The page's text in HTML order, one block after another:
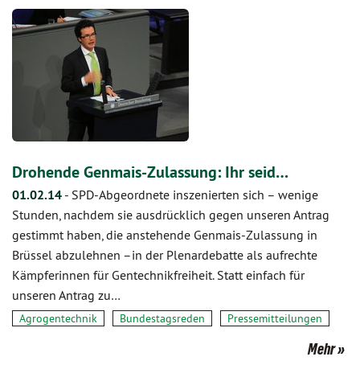
Drohende Genmais-Zulassung: Ihr seid…
01.02.14 - SPD-Abgeordnete inszenierten sich – wenige
Stunden, nachdem sie ausdrücklich gegen unseren Antrag
gestimmt haben, die anstehende Genmais-Zulassung in
Brüssel abzulehnen –in der Plenardebatte als aufrechte
Kämpferinnen für Gentechnikfreiheit. Statt einfach für
unseren Antrag zu…
Agrogentechnik Bundestagsreden Pressemitteilungen
Mehr